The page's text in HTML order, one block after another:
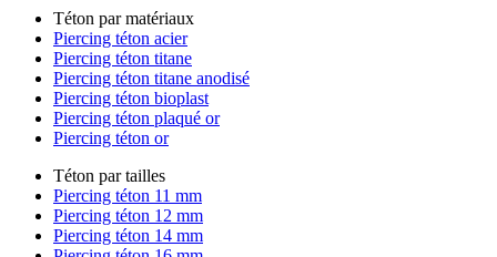
Téton par matériaux
Piercing téton acier
Piercing téton titane
Piercing téton titane anodisé
Piercing téton bioplast
Piercing téton plaqué or
Piercing téton or
Téton par tailles
Piercing téton 11 mm
Piercing téton 12 mm
Piercing téton 14 mm